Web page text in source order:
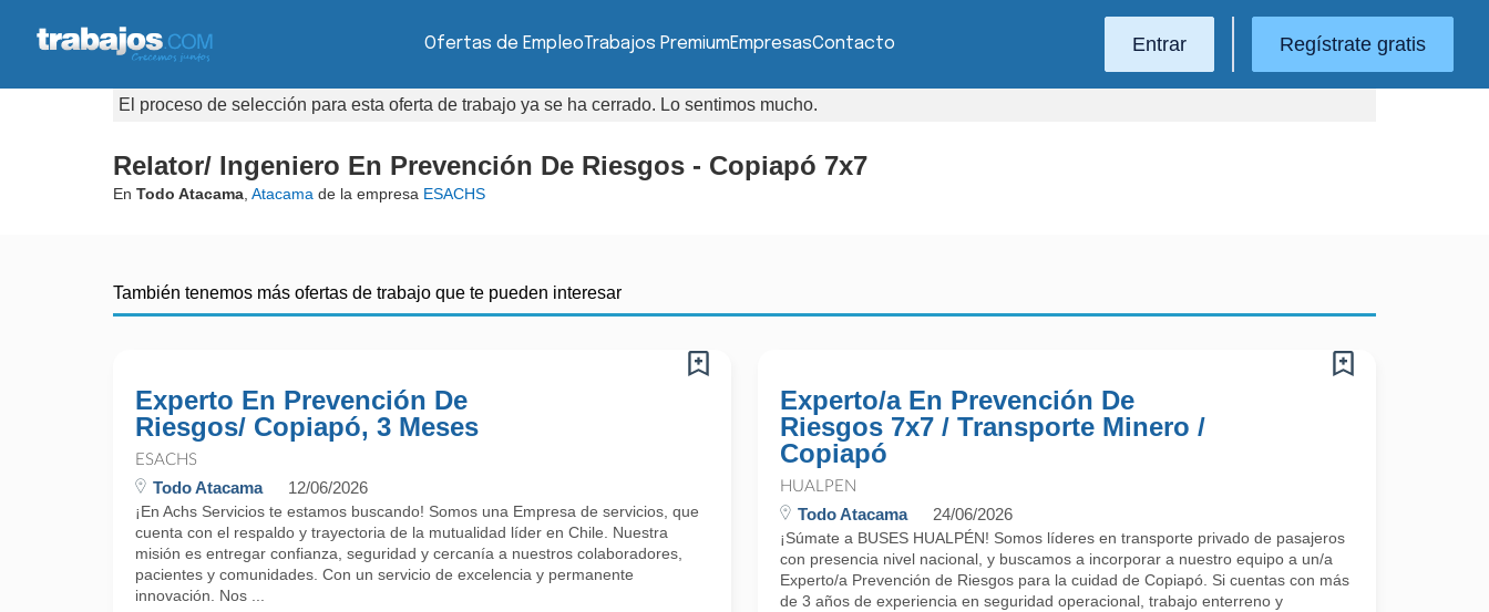
Ofertas de EmpleoTrabajos PremiumEmpresasContacto Entrar Regístrate gratis
El proceso de selección para esta oferta de trabajo ya se ha cerrado. Lo sentimos mucho.
Relator/ Ingeniero En Prevención De Riesgos - Copiapó 7x7
En Todo Atacama Atacama de la empresa ESACHS
También tenemos más ofertas de trabajo que te pueden interesar
Experto En Prevención De
Riesgos/ Copiapó, 3 Meses
ESACHS
Todo Atacama 12/06/2026
¡En Achs Servicios te estamos buscando! Somos una Empresa de servicios, que
cuenta con el respaldo y trayectoria de la mutualidad líder en Chile. Nuestra
misión es entregar confianza, seguridad y cercanía a nuestros colaboradores,
pacientes y comunidades. Con un servicio de excelencia y permanente
innovación. Nos ...
Experto/a En Prevención De
Riesgos 7x7 / Transporte Minero /
Copiapó
HUALPEN
Todo Atacama 24/06/2026
¡Súmate a BUSES HUALPÉN! Somos líderes en transporte privado de pasajeros
con presencia nivel nacional, y buscamos a incorporar a nuestro equipo a un/a
Experto/a Prevención de Riesgos para la cuidad de Copiapó. Si cuentas con más
de 3 años de experiencia en seguridad operacional, trabajo enterreno y